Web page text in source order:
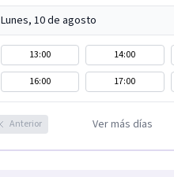
Lunes, 10 de agosto
13:00 14:00
16:00
17:00
Anterior Ver más días